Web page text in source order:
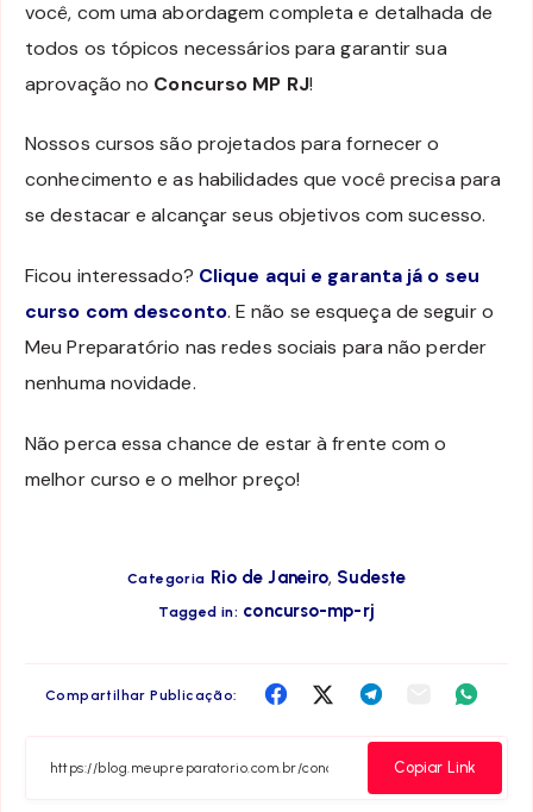
você, com uma abordagem completa e detalhada de
todos os tópicos necessários para garantir sua
aprovação no Concurso MP RJ!
Nossos cursos são projetados para fornecer o
conhecimento e as habilidades que você precisa para
se destacar e alcançar seus objetivos com sucesso.
Ficou interessado? Clique aqui e garanta já o seu
curso com desconto. E não se esqueça de seguir o
Meu Preparatório nas redes sociais para não perder
nenhuma novidade.
Não perca essa chance de estar à frente com o
melhor curso e o melhor preço!
Categoria Rio de Janeiro, Sudeste
Tagged in: concurso-mp-rj
Compartilhar Publicação:
Compartilha
Facebook
CompartilhaCompartilha
Telegram
Compartilha
Email
Copiar Link